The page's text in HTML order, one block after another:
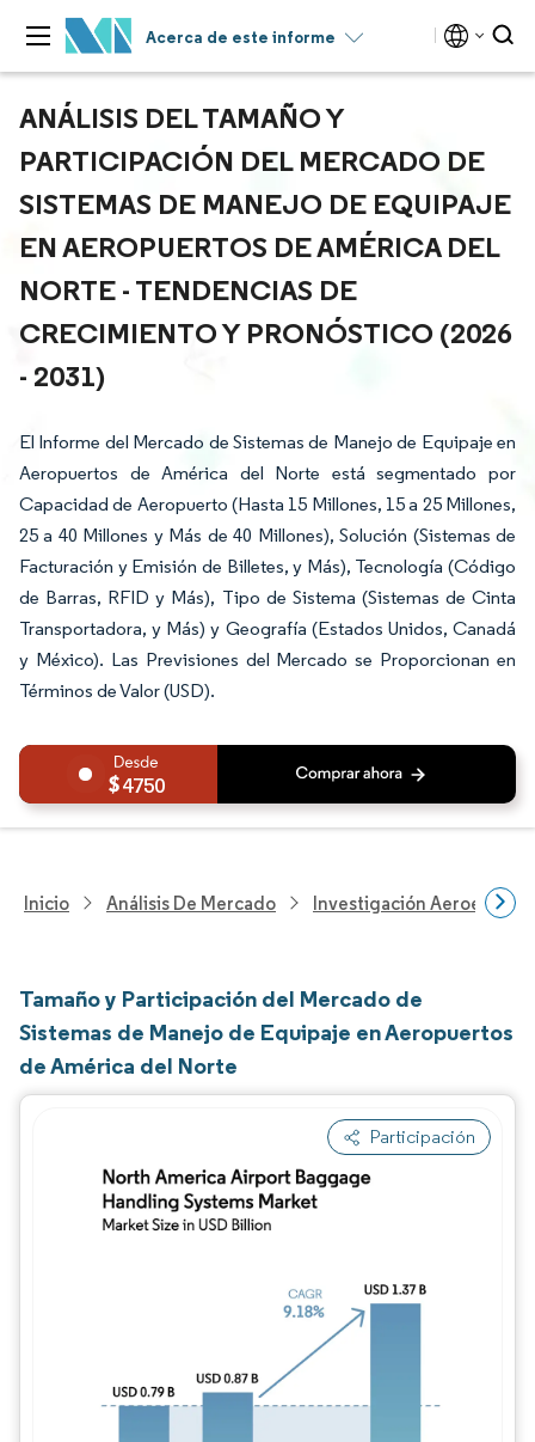
Acerca de este informe
ANÁLISIS DEL TAMAÑO Y
PARTICIPACIÓN DEL MERCADO DE
SISTEMAS DE MANEJO DE EQUIPAJE
EN AEROPUERTOS DE AMÉRICA DEL
NORTE - TENDENCIAS DE
CRECIMIENTO Y PRONÓSTICO (2026
- 2031)
El Informe del Mercado de Sistemas de Manejo de Equipaje en
Aeropuertos de América del Norte está segmentado por
Capacidad de Aeropuerto (Hasta 15 Millones, 15 a 25 Millones,
25 a 40 Millones y Más de 40 Millones), Solución (Sistemas de
Facturación y Emisión de Billetes, y Más), Tecnología (Código
de Barras, RFID y Más), Tipo de Sistema (Sistemas de Cinta
Transportadora, y Más) y Geografía (Estados Unidos, Canadá
y México). Las Previsiones del Mercado se Proporcionan en
Términos de Valor (USD).
4750
Inicio Análisis De Mercado Investigación
Tamaño y Participación del Mercado de
Sistemas de Manejo de Equipaje en Aeropuertos
de América del Norte
Participación
Imagen © Mordor Intelligence. El uso